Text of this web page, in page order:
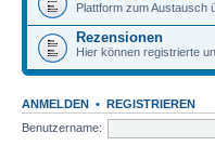
Plattform zum Austausch
Rezensionen
Hier können registrierte
ANMELDEN • REGISTRIEREN
Benutzername: